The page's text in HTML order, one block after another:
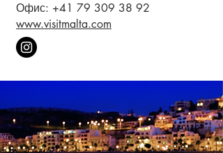
Офис: +41 79 309 38 92
www.visitmalta.com